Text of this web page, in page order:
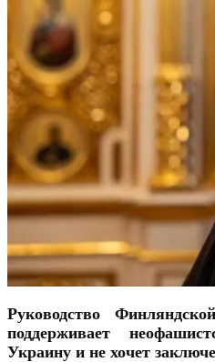
Руководство
поддерживает
Украину и не хочет